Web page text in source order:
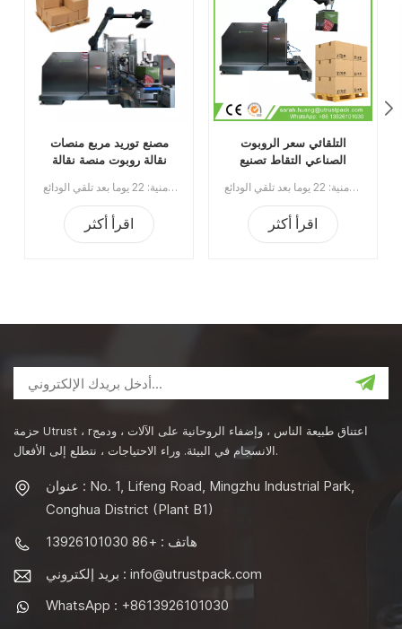
مصنع توريد مربع منصات
نقالة روبوت منصة نقالة
المستوى مكدس
منصة نقالة روبوتية لصندوق توريد المصنع لمكدس الأكياس عالية المستوى في علبة كرتون الحد الأدنى للطلب:1الدفع: تي تيميناء الشحن: قوانغتشوالمنطقة الأصلية: قوانغتشو الصينالمهلة الزمنية: 22 يوما بعد تلقي الودائع
اقرأ أكثر
التلقائي سعر الروبوت
الصناعي التقاط تصنيع
روبوت منصة نقالة للتكديس
سعر الروبوت الصناعي الأوتوماتيكي يلتقط تصنيع العمود الآلي منصة التحميل الروبوتية التعاونية للتكديسالحد الأدنى للطلب:1الدفع: تي تيميناء الشحن: قوانغتشوالمنطقة الأصلية: قوانغتشو الصينالمهلة الزمنية: 22 يوما بعد تلقي الودائع
اقرأ أكثر
حزمة Utrust ، rاعتناق طبيعة الناس ، وإضفاء الروحانية على الآلات ، ودمج
الانسجام في البيئة. وراء الاحتياجات ، نتطلع إلى الأفعال.
عنوان : No. 1, Lifeng Road, Mingzhu Industrial Park,
Conghua District (Plant B1)
هاتف : +86 13926101030
بريد إلكتروني : info@utrustpack.com
WhatsApp : +8613926101030